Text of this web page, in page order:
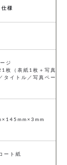
仕様
ジ
枚（表紙1枚＋写真ペ
タイトル／写真ページ
ート紙